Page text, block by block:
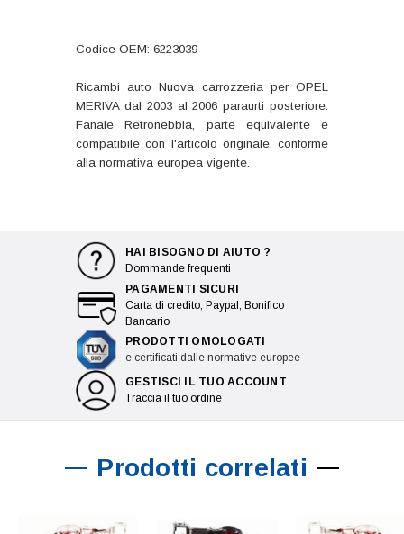
Codice OEM: 6223039
Ricambi auto Nuova carrozzeria per OPEL
MERIVA dal 2003 al 2006 paraurti posteriore:
Fanale Retronebbia, parte equivalente e
compatibile con l'articolo originale, conforme
alla normativa europea vigente.
HAI BISOGNO DI AIUTO ?
Dommande frequenti
PAGAMENTI SICURI
Carta di credito, Paypal, Bonifico
Bancario
PRODOTTI OMOLOGATI
e certificati dalle normative europee
GESTISCI IL TUO ACCOUNT
Traccia il tuo ordine
Prodotti correlati